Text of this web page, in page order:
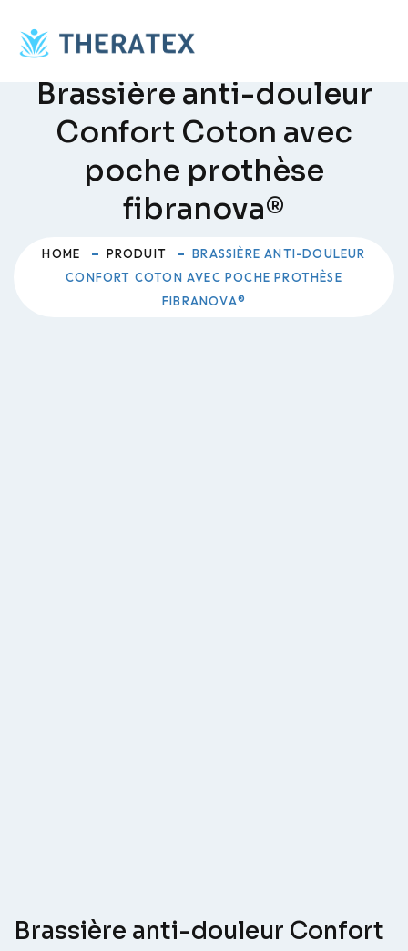
content
Brassière anti-douleur
Confort Coton avec
poche prothèse
fibranova®
HOME PRODUIT
BRASSIÈRE ANTI-DOULEUR
CONFORT COTON AVEC POCHE PROTHÈSE
FIBRANOVA®
Brassière anti-douleur Confort